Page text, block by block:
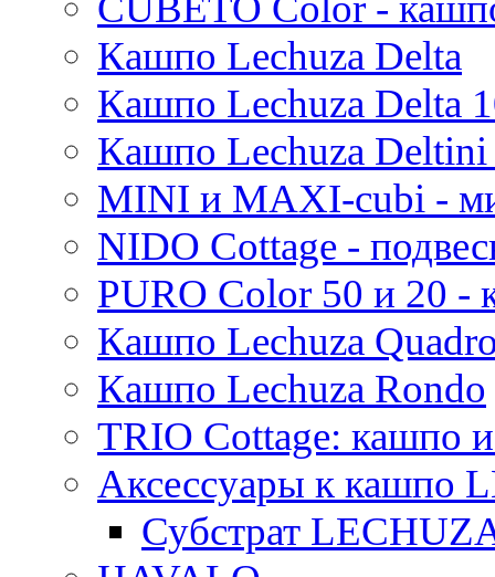
Mees
Pure
Кашпо Lechuza Delta
Кашпо Lechuza Delta
Кашпо Lechuza
MINI и MAXI-cubi -
NIDO Cottage -
PURO Color 50 и 20
Кашпо Lechuza
Кашпо Lechuza Rondo
TRIO Cottage: кашпо
Аксессуары к кашпо
Субстрат